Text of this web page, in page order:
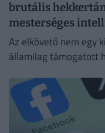
brutális
mesterséges
Az elkövető nem egy
államilag támogatott